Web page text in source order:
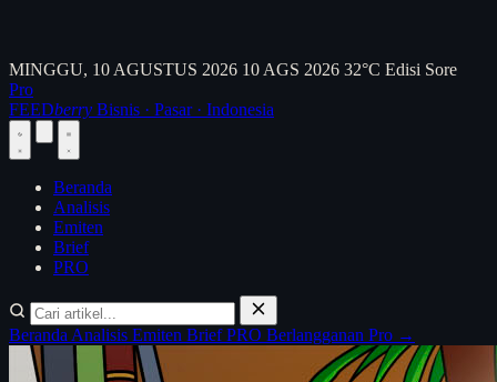
MINGGU, 10 AGUSTUS 2026 10 AGS 2026 32°C Edisi Sore
Pro
FEEDberry Bisnis · Pasar · Indonesia
Beranda
Analisis
Emiten
Brief
PRO
Beranda Analisis Emiten BriefPRO Berlangganan Pro →